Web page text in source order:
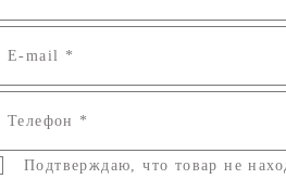
E-mail *
Телефон *
Подтверждаю, что товар не